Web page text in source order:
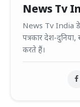
News Tv
News Tv India
पत्रकार देश-
करते हैं।